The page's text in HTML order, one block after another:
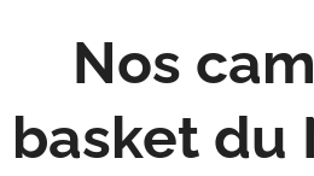
Nos
basket du